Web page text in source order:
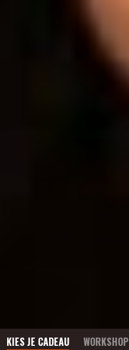
KIES JE CADEAU WORKSHOP